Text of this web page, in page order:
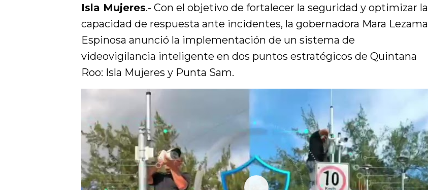
Isla Mujeres.- Con el objetivo de fortalecer la seguridad y optimizar la
capacidad de respuesta ante incidentes, la gobernadora Mara Lezama
Espinosa anunció la implementación de un sistema de
videovigilancia inteligente en dos puntos estratégicos de Quintana
Roo: Isla Mujeres y Punta Sam.